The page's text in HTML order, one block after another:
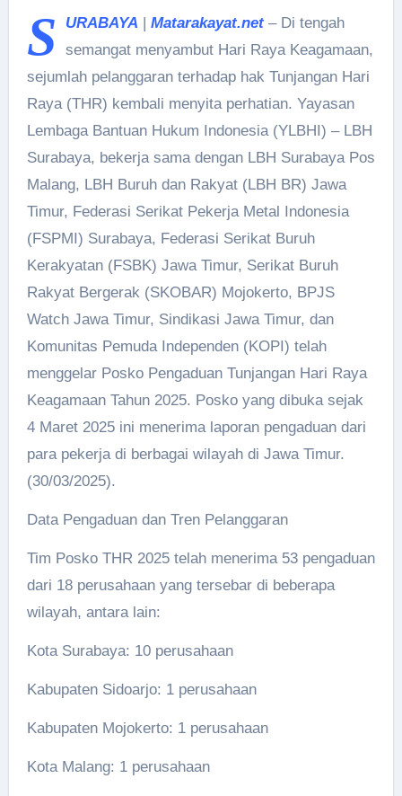
S URABAYA | Matarakayat.net– Di tengah
semangat menyambut Hari Raya Keagamaan,
sejumlah pelanggaran terhadap hak Tunjangan Hari
Raya (THR) kembali menyita perhatian. Yayasan
Lembaga Bantuan Hukum Indonesia (YLBHI) – LBH
Surabaya, bekerja sama dengan LBH Surabaya Pos
Malang, LBH Buruh dan Rakyat (LBH BR) Jawa
Timur, Federasi Serikat Pekerja Metal Indonesia
(FSPMI) Surabaya, Federasi Serikat Buruh
Kerakyatan (FSBK) Jawa Timur, Serikat Buruh
Rakyat Bergerak (SKOBAR) Mojokerto, BPJS
Watch Jawa Timur, Sindikasi Jawa Timur, dan
Komunitas Pemuda Independen (KOPI) telah
menggelar Posko Pengaduan Tunjangan Hari Raya
Keagamaan Tahun 2025. Posko yang dibuka sejak
4 Maret 2025 ini menerima laporan pengaduan dari
para pekerja di berbagai wilayah di Jawa Timur.
(30/03/2025).
Data Pengaduan dan Tren Pelanggaran
Tim Posko THR 2025 telah menerima 53 pengaduan
dari 18 perusahaan yang tersebar di beberapa
wilayah, antara lain:
Kota Surabaya: 10 perusahaan
Kabupaten Sidoarjo: 1 perusahaan
Kabupaten Mojokerto: 1 perusahaan
Kota Malang: 1 perusahaan